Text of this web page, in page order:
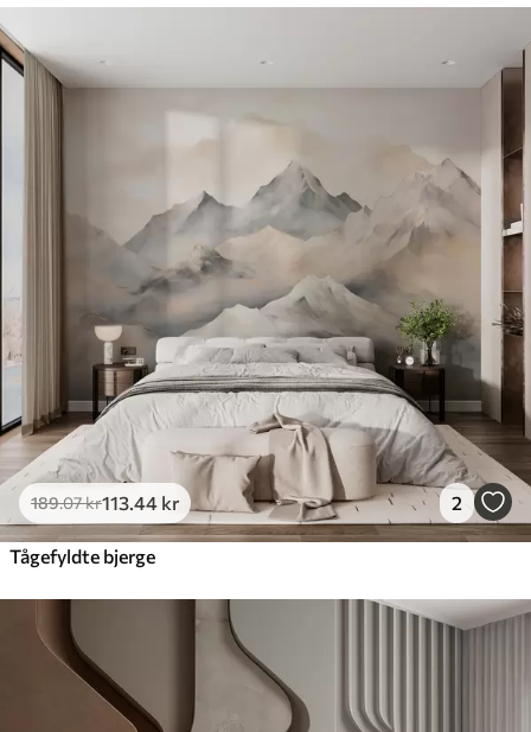
189.07kr113 .44 kr 2
Tågefyldte bjerge